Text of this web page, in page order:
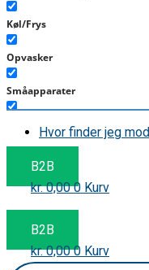
Køl/Frys
Opvasker
Småapparater
Støvsuger
Tilbehør/Plejemidler
Vaskemaskine
Hvor finder jeg
B2B
kr.0,00 0 Kurv
B2B
kr.0,00 0 Kurv